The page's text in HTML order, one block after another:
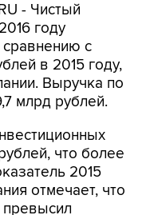
- Чистый
году
сравнению с
в 2015 году,
Выручка по
млрд рублей.
что более
2015
отмечает, что